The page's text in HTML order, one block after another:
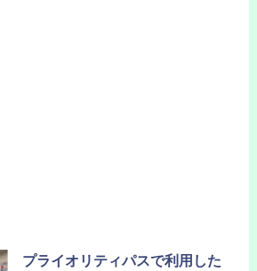
プライオリティパスで利用した